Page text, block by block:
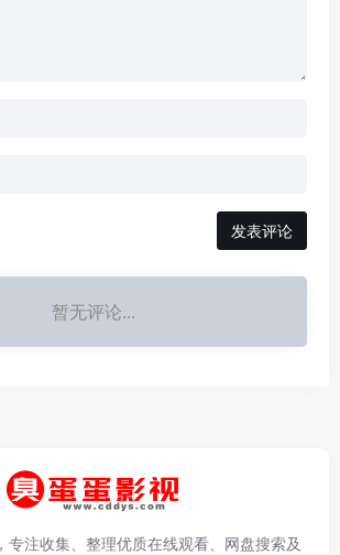
发表评论
暂无评论...
专注收集、整理优质在线观看、网盘搜索及